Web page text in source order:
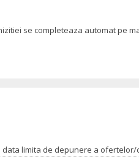
se completeaza automat pe